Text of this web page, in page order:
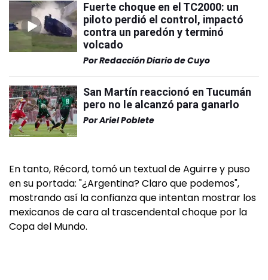
Fuerte choque en el TC2000: un
piloto perdió el control, impactó
contra un paredón y terminó
volcado
PorRedacción Diario de Cuyo
San Martín reaccionó en Tucumán
pero no le alcanzó para ganarlo
PorAriel Poblete
En tanto, Récord, tomó un textual de Aguirre y puso
en su portada: "¿Argentina? Claro que podemos",
mostrando así la confianza que intentan mostrar los
mexicanos de cara al trascendental choque por la
Copa del Mundo.